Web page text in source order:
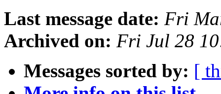
Last message date: Fri
Archived on: Fri Jul 28
Messages sorted by: [